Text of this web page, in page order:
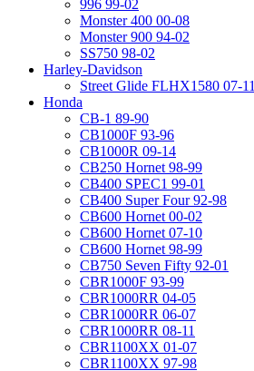
996 99-02
Monster 400 00-08
Monster 900 94-02
SS750 98-02
Harley-Davidson
Street Glide FLHX1580 07-11
Honda
CB-1 89-90
CB1000F 93-96
CB1000R 09-14
CB250 Hornet 98-99
CB400 SPEC1 99-01
CB400 Super Four 92-98
CB600 Hornet 00-02
CB600 Hornet 07-10
CB600 Hornet 98-99
CB750 Seven Fifty 92-01
CBR1000F 93-99
CBR1000RR 04-05
CBR1000RR 06-07
CBR1000RR 08-11
CBR1100XX 01-07
CBR1100XX 97-98